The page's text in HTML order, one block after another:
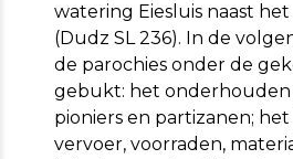
watering Eiesluis naast
(Dudz SL 236). In de
de parochies onder de
gebukt: het onderhouden
pioniers en partizanen;
vervoer, voorraden,